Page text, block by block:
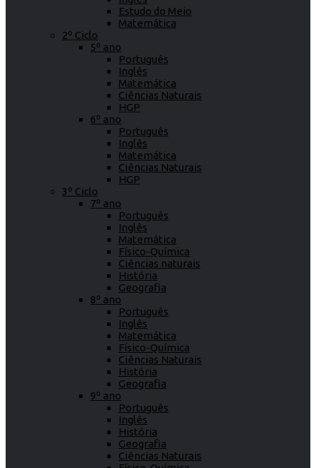
Estudo do Meio
Matemática
2º Ciclo
5º ano
Português
Inglês
Matemática
Ciências Naturais
HGP
6º ano
Português
Inglês
Matemática
Ciências Naturais
HGP
3º Ciclo
7º ano
Português
Inglês
Matemática
Físico-Química
Ciências naturais
História
Geografia
8º ano
Português
Inglês
Matemática
Físico-Química
Ciências Naturais
História
Geografia
9º ano
Português
Inglês
História
Geografia
Ciências Naturais